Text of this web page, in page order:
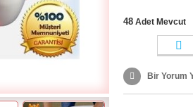
48 Adet Mevcut
Bir Yorum